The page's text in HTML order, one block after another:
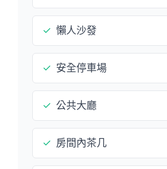
✓ 懶人沙發
✓ 安全停車場
✓ 公共大廳
✓ 房間內茶几